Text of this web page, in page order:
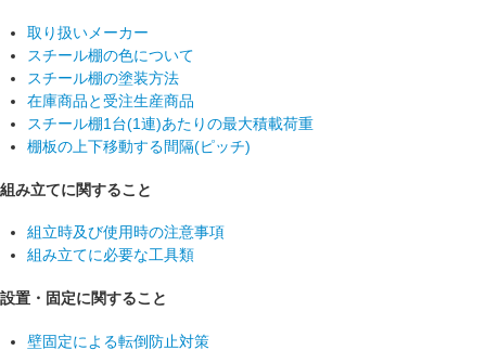
取り扱いメーカー
スチール棚の色について
スチール棚の塗装方法
在庫商品と受注生産商品
スチール棚1台(1連)あたりの最大積載荷重
棚板の上下移動する間隔(ピッチ)
組み立てに関すること
組立時及び使用時の注意事項
組み立てに必要な工具類
設置・固定に関すること
壁固定による転倒防止対策